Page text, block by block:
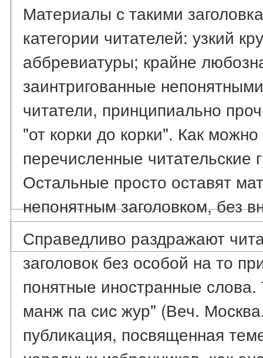
Материалы с такими
категории читателей: узкий
аббревиатуры; крайне
заинтригованные
читатели, принципиально
"от корки до корки". Как
перечисленные читательские
Остальные просто оставят
непонятным заголовком, без
Справедливо раздражают
заголовок без особой на то
понятные иностранные
манж па сиc жур" (Веч.
публикация, посвященная